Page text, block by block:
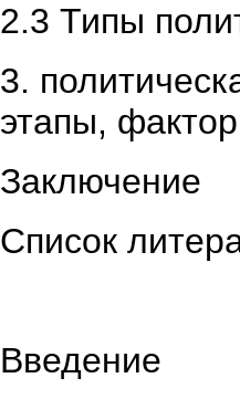
2.3 Типы
3.
этапы,
Заключение
Список
Введение